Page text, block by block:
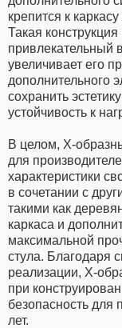
крепится к
Такая
привлекательный
увеличивает его
дополнительного
сохранить
устойчивость к
В целом, Х-
для
характеристики
в сочетании с
такими как
каркаса и
максимальной
стула. Благодаря
реализации, Х-
при
безопасность для
лет.